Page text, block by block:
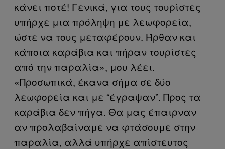
κάνει ποτέ! Γενικά, για τους τουρίστες
υπήρχε μια πρόληψη με λεωφορεία,
ώστε να τους μεταφέρουν. Ήρθαν και
κάποια καράβια και πήραν τουρίστες
από την παραλία», μου λέει.
«Προσωπικά, έκανα σήμα σε δύο
λεωφορεία και με “έγραψαν”. Προς τα
καράβια δεν πήγα. Θα μας έπαιρναν
αν προλαβαίναμε να φτάσουμε στην
παραλία, αλλά υπήρχε απίστευτος